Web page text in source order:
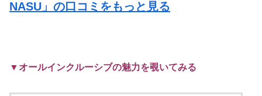
NASU」の口コミをもっと見る
▼オールインクルーシブの魅力を覗いてみる